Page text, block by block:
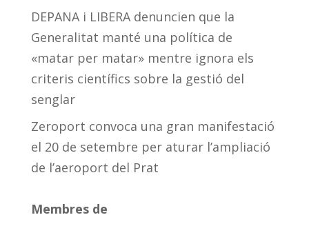
DEPANA i LIBERA denuncien que la
Generalitat manté una política de
«matar per matar» mentre ignora els
criteris científics sobre la gestió del
senglar
Zeroport convoca una gran manifestació
el 20 de setembre per aturar l’ampliació
de l’aeroport del Prat
Membres de